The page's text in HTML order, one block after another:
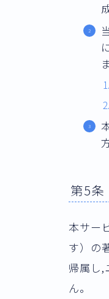
第5条
本サー
す）の
帰属し,
ん。